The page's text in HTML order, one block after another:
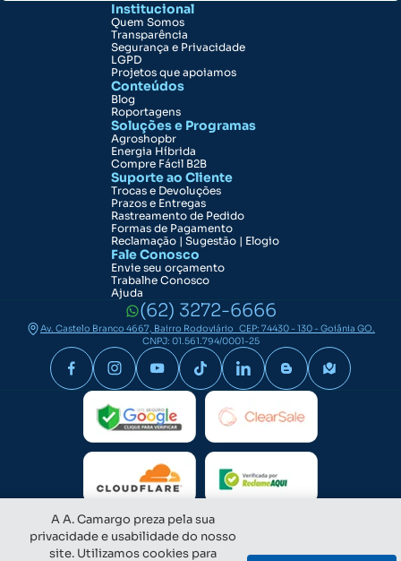
Institucional
Quem Somos
Transparência
Segurança e Privacidade
LGPD
Projetos que apoiamos
Conteúdos
Blog
Roportagens
Soluções e Programas
Agroshopbr
Energia Híbrida
Compre Fácil B2B
Suporte ao Cliente
Trocas e Devoluções
Prazos e Entregas
Rastreamento de Pedido
Formas de Pagamento
Reclamação | Sugestão | Elogio
Fale Conosco
Envie seu orçamento
Trabalhe Conosco
Ajuda
(62) 3272-6666
Av. Castelo Branco 4667, Bairro Rodoviário CEP: 74430 - 130 - Goiânia GO.
CNPJ: 01.561.794/0001-25
A A. Camargo preza pela sua
privacidade e usabilidade do nosso
site. Utilizamos cookies para